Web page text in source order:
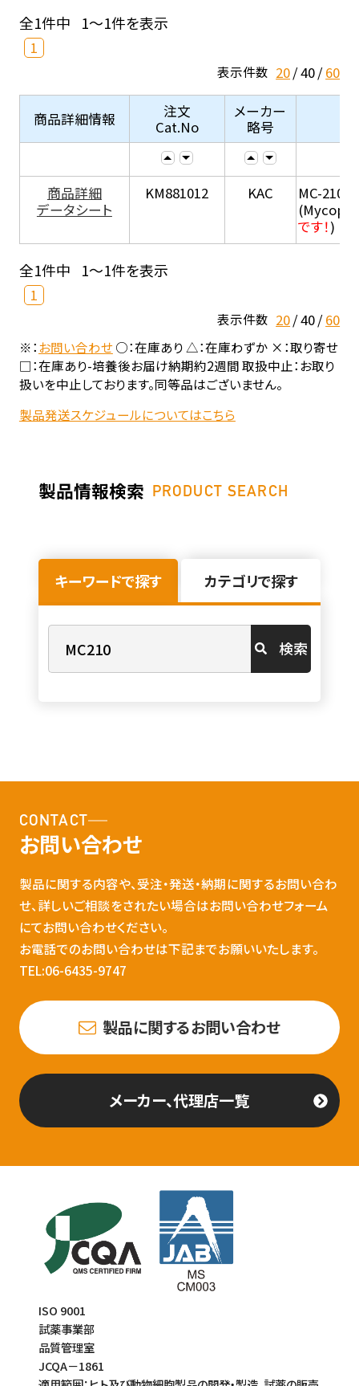
全1件中 1～1件を表示
1
表示件数 20 40 60
商品詳細情報
注文
Cat.No
メーカー
略号
商品詳細
データシート
KM881012 KAC
MC-210 (
です！)
全1件中 1～1件を表示
1
表示件数 20 40 60
※：お問い合わせ○：在庫あり △：在庫わずか ×：取り寄せ
□：在庫あり-培養後お届け納期約2週間 取扱中止：お取り
扱いを中止しております。同等品はございません。
製品発送スケジュールについてはこちら
製品情報検索 PRODUCT SEARCH
キーワードで探す カテゴリで探す
検索
CONTACT
お問い合わせ
製品に関する内容や、受注・発送・納期に関するお問い合わ
せ、詳しいご相談をされたい場合はお問い合わせフォーム
にてお問い合わせください。
お電話でのお問い合わせは下記までお願いいたします。
TEL:06-6435-9747
製品に関するお問い合わせ
メーカー、代理店一覧
ISO 9001
試薬事業部
品質管理室
JCQA－1861